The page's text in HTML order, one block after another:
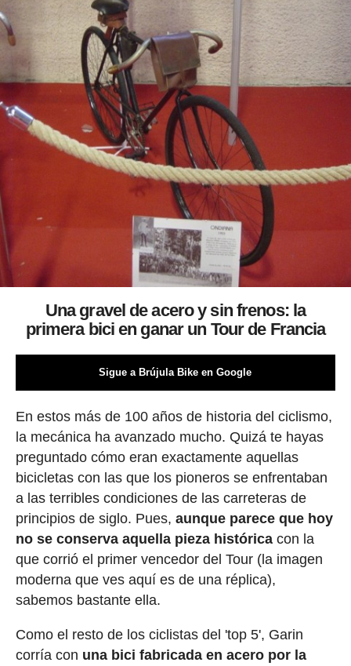
Una gravel de acero y sin frenos: la
primera bici en ganar un Tour de Francia
Sigue a Brújula Bike en Google
En estos más de 100 años de historia del ciclismo,
la mecánica ha avanzado mucho. Quizá te hayas
preguntado cómo eran exactamente aquellas
bicicletas con las que los pioneros se enfrentaban
a las terribles condiciones de las carreteras de
principios de siglo. Pues, aunque parece que hoy
no se conserva aquella pieza históricacon la
que corrió el primer vencedor del Tour (la imagen
moderna que ves aquí es de una réplica),
sabemos bastante ella.
Como el resto de los ciclistas del 'top 5', Garin
corría con una bici fabricada en acero por la